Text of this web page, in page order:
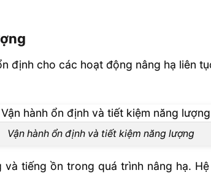
định cho các hoạt động nâng hạ liên
Vận hành ổn định và tiết kiệm năng lượng
tiếng ồn trong quá trình nâng hạ.